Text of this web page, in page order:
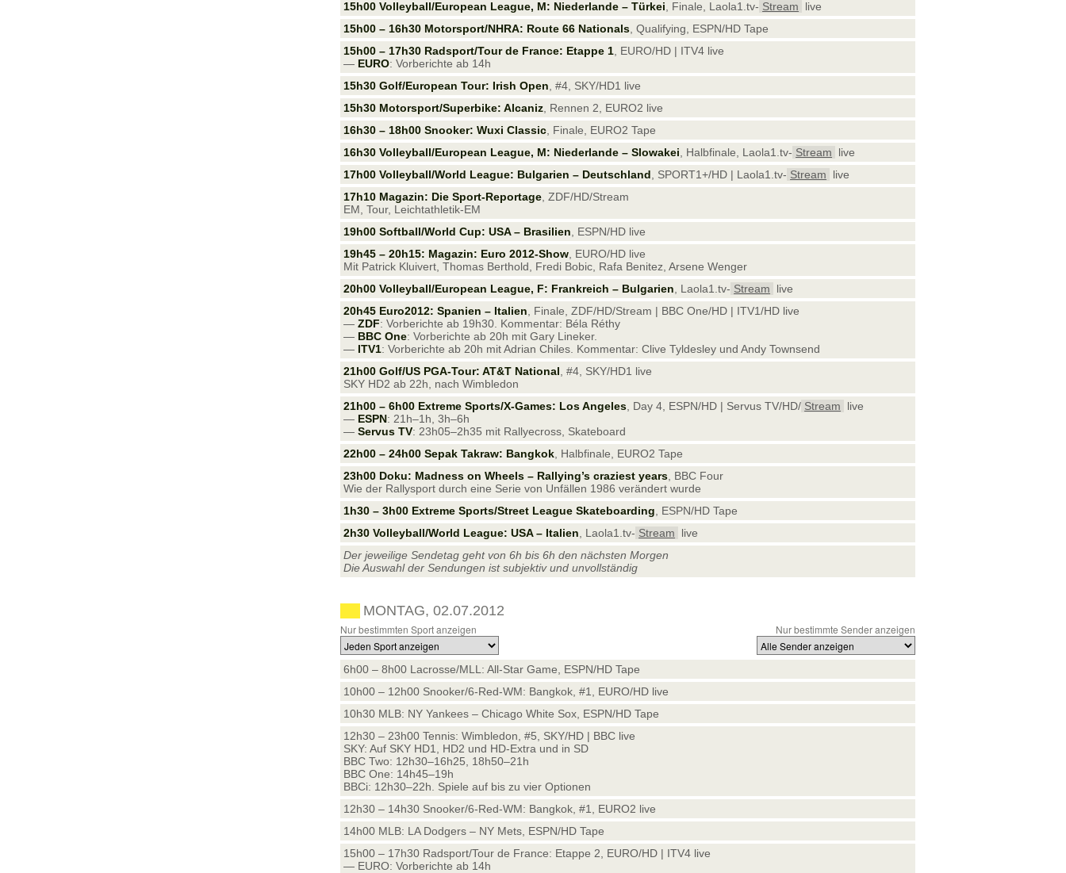
15h00 Volleyball/European League, M: Niederlande – Türkei , Finale, Laola1.tv- Stream
live
15h00 – 16h30 Motorsport/NHRA: Route 66 Nationals , Qualifying, ESPN/HD Tape
15h00 – 17h30 Radsport/Tour de France: Etappe 1 , EURO/HD | ITV4 live
— EURO: Vorberichte ab 14h
15h30 Golf/European Tour: Irish Open , #4, SKY/HD1 live
15h30 Motorsport/Superbike: Alcaniz , Rennen 2, EURO2 live
16h30 – 18h00 Snooker: Wuxi Classic , Finale, EURO2 Tape
16h30 Volleyball/European League, M: Niederlande – Slowakei , Halbfinale, Laola1.tv- Stream
live
17h00 Volleyball/World League: Bulgarien – Deutschland , SPORT1+/HD | Laola1.tv- Stream
live
17h10 Magazin: Die Sport-Reportage , ZDF/HD/Stream
EM, Tour, Leichtathletik-EM
19h00 Softball/World Cup: USA – Brasilien , ESPN/HD live
19h45 – 20h15: Magazin: Euro 2012-Show , EURO/HD live
Mit Patrick Kluivert, Thomas Berthold, Fredi Bobic, Rafa Benitez, Arsene Wenger
20h00 Volleyball/European League, F: Frankreich – Bulgarien , Laola1.tv- Stream
live
20h45 Euro2012: Spanien – Italien , Finale, ZDF/HD/Stream | BBC One/HD | ITV1/HD live
—ZDF: Vorberichte ab 19h30. Kommentar: Béla Réthy
— BBC One: Vorberichte ab 20h mit Gary Lineker.
— ITV1: Vorberichte ab 20h mit Adrian Chiles. Kommentar: Clive Tyldesley und Andy Townsend
21h00 Golf/US PGA-Tour: AT&T National , #4, SKY/HD1 live
SKY HD2 ab 22h, nach Wimbledon
21h00 – 6h00 Extreme Sports/X-Games: Los Angeles , Day 4, ESPN/HD | Servus TV/HD/ Stream
live
— ESPN: 21h–1h, 3h–6h
—Servus TV: 23h05–2h35 mit Rallyecross, Skateboard
22h00 – 24h00 Sepak Takraw: Bangkok , Halbfinale, EURO2 Tape
23h00 Doku: Madness on Wheels – Rallying’s craziest years , BBC Four
Wie der Rallysport durch eine Serie von Unfällen 1986 verändert wurde
1h30 – 3h00 Extreme Sports/Street League Skateboarding , ESPN/HD Tape
2h30 Volleyball/World League: USA – Italien , Laola1.tv- Stream
live
Der jeweilige Sendetag geht von 6h bis 6h den nächsten Morgen
Die Auswahl der Sendungen ist subjektiv und unvollständig
MONTAG, 02.07.2012
Nur bestimmten Sport anzeigen Nur bestimmte Sender anzeigen
6h00 – 8h00 Lacrosse/MLL: All-Star Game, ESPN/HD Tape
10h00 – 12h00 Snooker/6-Red-WM: Bangkok, #1, EURO/HD live
10h30 MLB: NY Yankees – Chicago White Sox, ESPN/HD Tape
12h30 – 23h00 Tennis: Wimbledon, #5, SKY/HD | BBC live
SKY: Auf SKY HD1, HD2 und HD-Extra und in SD
BBC Two: 12h30–16h25, 18h50–21h
BBC One: 14h45–19h
BBCi: 12h30–22h. Spiele auf bis zu vier Optionen
12h30 – 14h30 Snooker/6-Red-WM: Bangkok, #1, EURO2 live
14h00 MLB: LA Dodgers – NY Mets, ESPN/HD Tape
15h00 – 17h30 Radsport/Tour de France: Etappe 2, EURO/HD | ITV4 live
— EURO: Vorberichte ab 14h